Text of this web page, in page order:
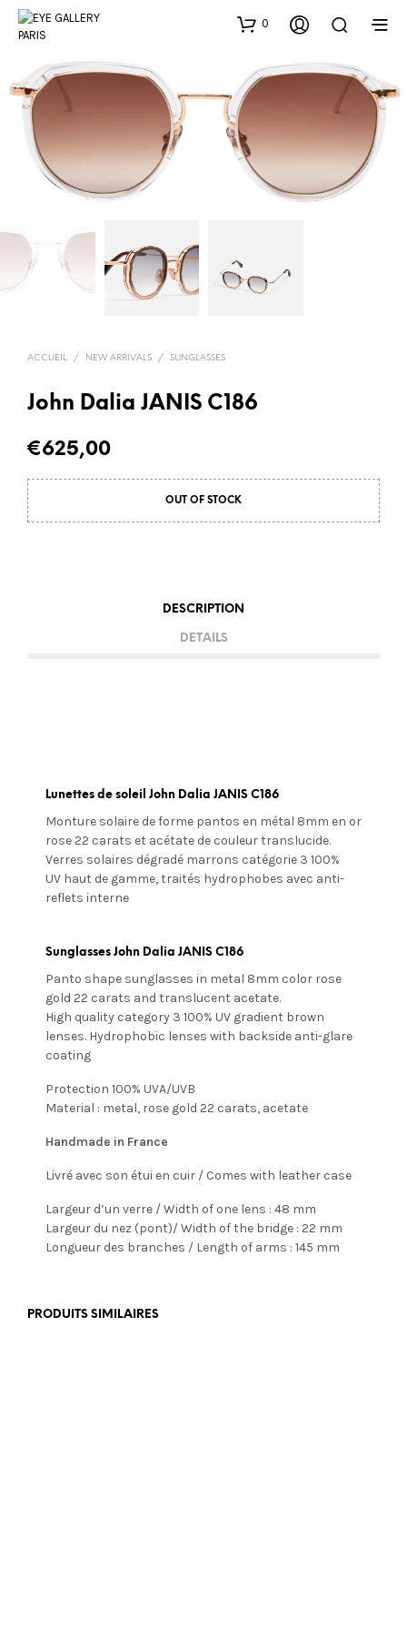
0
ACCUEIL / NEW ARRIVALS / SUNGLASSES
John Dalia JANIS C186
€625,00
OUT OF STOCK
DESCRIPTION
DETAILS
Lunettes de soleil John Dalia JANIS C186
Monture solaire de forme pantos en métal 8mm en or
rose 22 carats et acétate de couleur translucide.
Verres solaires dégradé marrons catégorie 3 100%
UV haut de gamme, traités hydrophobes avec anti-
reflets interne
Sunglasses John Dalia JANIS C186
Panto shape sunglasses in metal 8mm color rose
gold 22 carats and translucent acetate.
High quality category 3 100% UV gradient brown
lenses. Hydrophobic lenses with backside anti-glare
coating
Protection 100% UVA/UVB
Material : metal, rose gold 22 carats, acetate
Handmade in France
Livré avec son étui en cuir / Comes with leather case
Largeur d’un verre / Width of one lens : 48 mm
Largeur du nez (pont)/ Width of the bridge : 22 mm
Longueur des branches / Length of arms : 145 mm
PRODUITS SIMILAIRES